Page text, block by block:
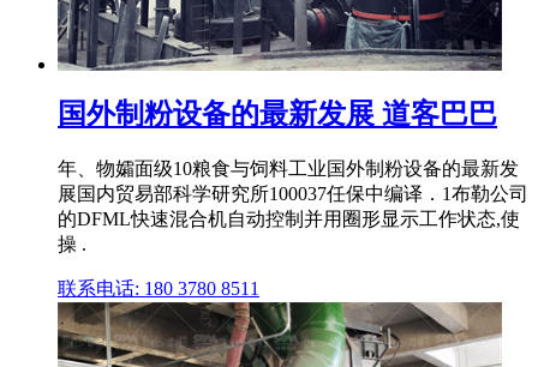
国外制粉设备的最新发展 道客巴巴
年、物孀面级10粮食与饲料工业国外制粉设备的最新发
展国内贸易部科学研究所100037任保中编译．1布勒公司
的DFML快速混合机自动控制并用圈形显示工作状态,使
操 .
联系电话: 180 3780 8511